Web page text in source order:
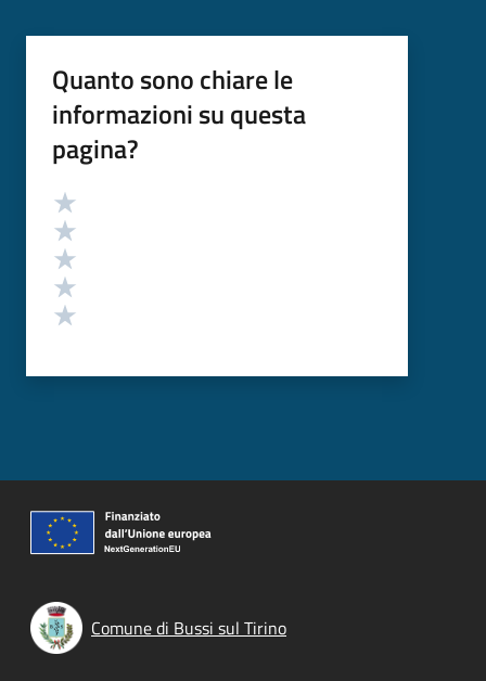
Quanto sono chiare le
informazioni su questa
pagina?
Valutazione
Comune di Bussi sul Tirino